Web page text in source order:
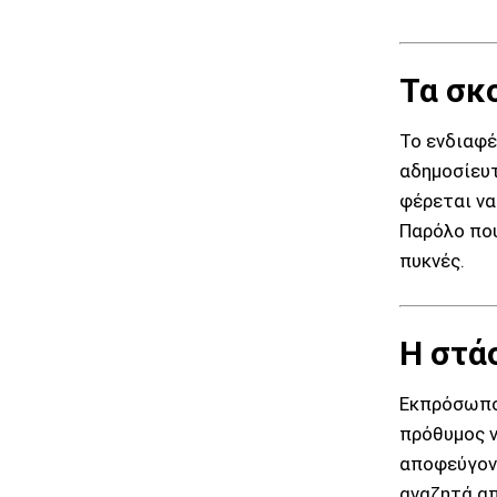
Τα
Το
φέρεται
Παρόλο
πυκνές.
Η
πρόθυμος